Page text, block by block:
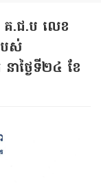
គ​.ជ.ប លេខ
បស់
នាថ្ងៃទី២៤ ខែ